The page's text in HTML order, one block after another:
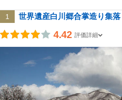
1 世界遺産白川郷合掌造り集落
4.42 評価詳細